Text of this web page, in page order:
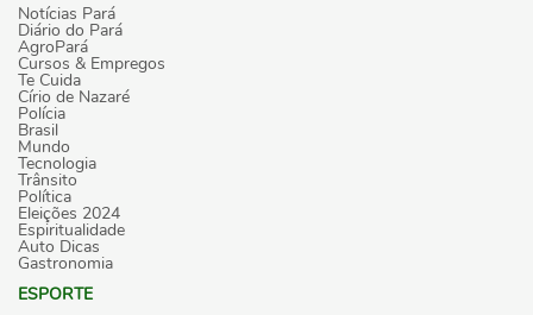
Notícias Pará
Diário do Pará
AgroPará
Cursos & Empregos
Te Cuida
Círio de Nazaré
Polícia
Brasil
Mundo
Tecnologia
Trânsito
Política
Eleições 2024
Espiritualidade
Auto Dicas
Gastronomia
ESPORTE